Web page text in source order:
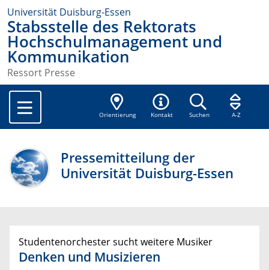
Universität Duisburg-Essen
Stabsstelle des Rektorats
Hochschulmanagement und
Kommunikation
Ressort Presse
Orientierung Kontakt Suchen A-Z
Pressemitteilung der
Universität Duisburg-Essen
Studentenorchester sucht weitere Musiker
Denken und Musizieren